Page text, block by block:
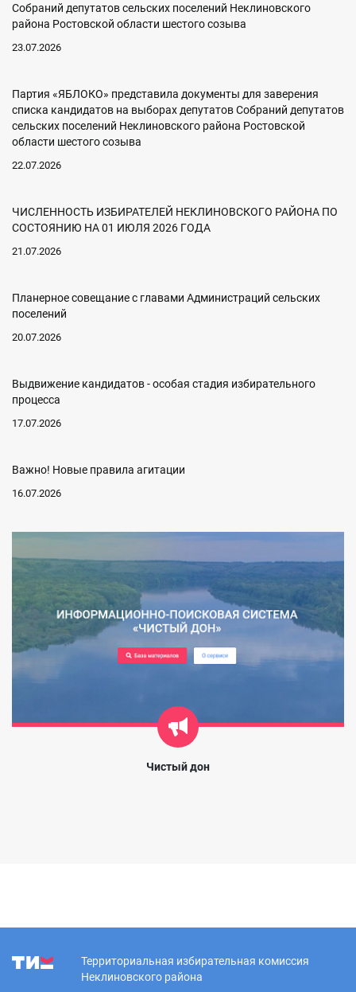
Собраний депутатов сельских поселений Неклиновского
района Ростовской области шестого созыва
23.07.2026
Партия «ЯБЛОКО» представила документы для заверения
списка кандидатов на выборах депутатов Собраний депутатов
сельских поселений Неклиновского района Ростовской
области шестого созыва
22.07.2026
ЧИСЛЕННОСТЬ ИЗБИРАТЕЛЕЙ НЕКЛИНОВСКОГО РАЙОНА ПО
СОСТОЯНИЮ НА 01 ИЮЛЯ 2026 ГОДА
21.07.2026
Планерное совещание с главами Администраций сельских
поселений
20.07.2026
Выдвижение кандидатов - особая стадия избирательного
процесса
17.07.2026
Важно! Новые правила агитации
16.07.2026
Чистый дон
Территориальная избирательная комиссия
Неклиновского района